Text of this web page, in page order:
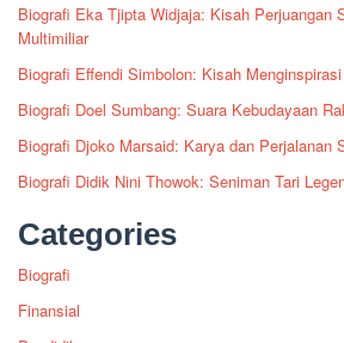
Biografi Eka Tjipta Widjaja: Kisah Perjuangan
Multimiliar
Biografi Effendi Simbolon: Kisah
Biografi Doel Sumbang: Suara Kebudayaan
Biografi Djoko Marsaid: Karya dan Perjalanan
Biografi Didik Nini Thowok: Seniman Tari
Categories
Biografi
Finansial